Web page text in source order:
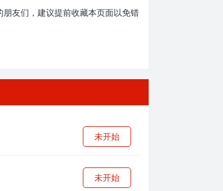
友们，建议提前收藏本页面以免错
未开始
未开始